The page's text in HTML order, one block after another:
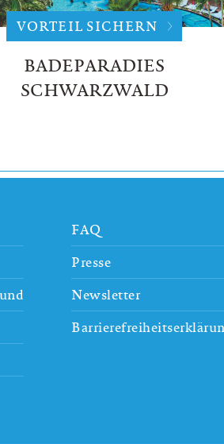
VORTEIL SICHERN
BADEPARADIES
SCHWARZWALD
FAQ
Presse
Newsletter